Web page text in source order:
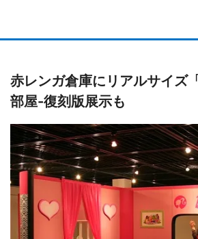
赤レンガ倉庫にリアルサイズ
部屋-復刻版展示も